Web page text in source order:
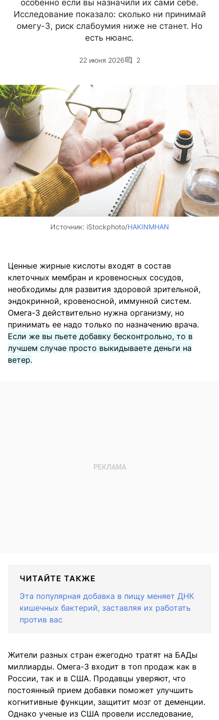
особенно если вы назначили их сами себе.
Исследование показало: сколько ни принимай
омегу-3, риск слабоумия ниже не станет. Но
есть нюанс.
22 июня 2026 2
Источник: iStockphoto/HAKINMHAN
Ценные жирные кислоты входят в состав
клеточных мембран и кровеносных сосудов,
необходимы для развития здоровой зрительной,
эндокринной, кровеносной, иммунной систем.
Омега-3 действительно нужна организму, но
принимать ее надо только по назначению врача.
Если же вы пьете добавку бесконтрольно, то в
лучшем случае просто выкидываете деньги на
ветер.
ЧИТАЙТЕ ТАКЖЕ
Эта популярная добавка в пищу меняет ДНК
кишечных бактерий, заставляя их работать
против вас
Жители разных стран ежегодно тратят на БАДы
миллиарды. Омега-3 входит в топ продаж как в
России, так и в США. Продавцы уверяют, что
постоянный прием добавки поможет улучшить
когнитивные функции, защитит мозг от деменции.
Однако ученые из США провели исследование,